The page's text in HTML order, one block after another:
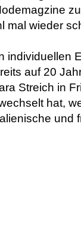
mal wieder
individuellen
auf 20
Streich in
hat,
und